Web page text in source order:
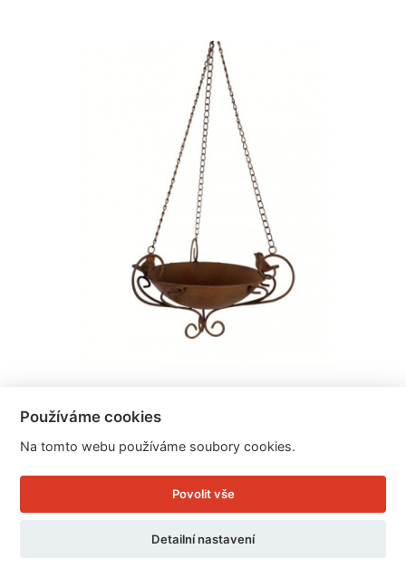
Cena: 799 Kč
Skladem
Doručíme do: 12.8.
Používáme cookies
Na tomto webu používáme soubory cookies.
Povolit vše
Detailní nastavení